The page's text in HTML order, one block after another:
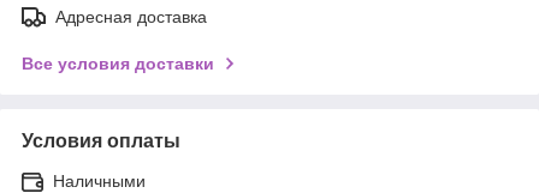
Адресная доставка
Все условия доставки
Условия оплаты
Наличными